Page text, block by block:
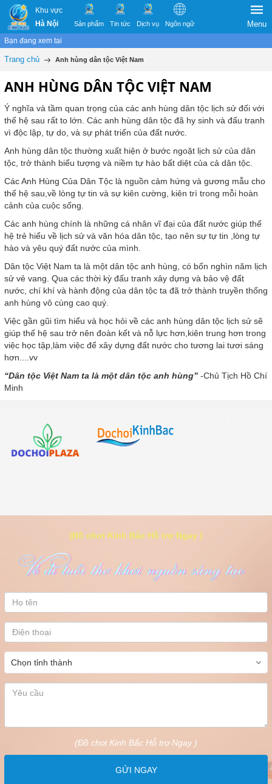
Khu vực
Hà Nội
Sản phẩm Tin tức Dịch vụ Ngôn ngữ Menu
Bạn đang xem tại
Trang chủ Anh hùng dân tộc Việt Nam
ANH HÙNG DÂN TỘC VIỆT NAM
Ý nghĩa và tầm quan trọng của các anh hùng dân tộc lịch sử đối với
thế hệ sau rất to lớn. Các anh hùng dân tộc đã hy sinh và đấu tranh
vì độc lập, tự do, và sự phát triển của đất nước.
Anh hùng dân tộc thường xuất hiện ở bước ngoặt lịch sử của dân
tộc, trở thành biểu tượng và niềm tự hào bất diệt của cả dân tộc.
Các Anh Hùng Của Dân Tộc là nguồn cảm hứng và gương mẫu cho
thế hệ sau,về lòng tự tin và sự kiên cường, kiên trì trong mỗi hoàn
cảnh của cuộc sống.
Các anh hùng chính là những cá nhân vĩ đại của đất nước giúp thế
hệ trẻ hiểu về lịch sử và văn hóa dân tộc, tạo nên sự tự tin ,lòng tự
hào và yêu quý đất nước của mình.
Dân tộc Việt Nam ta là một dân tộc anh hùng, có bốn nghìn năm lịch
sử vẻ vang. Qua các thời kỳ đấu tranh xây dựng và bảo vệ đất
nước, chí khí và hành động của dân tộc ta đã trở thành truyền thống
anh hùng vô cùng cao quý.
Việc gần gũi tìm hiểu và học hỏi về các anh hùng dân tộc lịch sử sẽ
giúp thế hệ sau trở nên đoàn kết và nỗ lực hơn,kiên trung hơn trong
việc học tập,làm việc để xây dựng đất nước cho tương lai tươi sáng
hơn....vv
“Dân tộc Việt Nam ta là một dân tộc anh hùng” -Chủ Tịch Hồ Chí
Minh
(Đồ chơi Kinh Bắc Hỗ trợ Ngay )
(Đồ chơi Kinh Bắc Hỗ trợ Ngay )
GỬI NGAY